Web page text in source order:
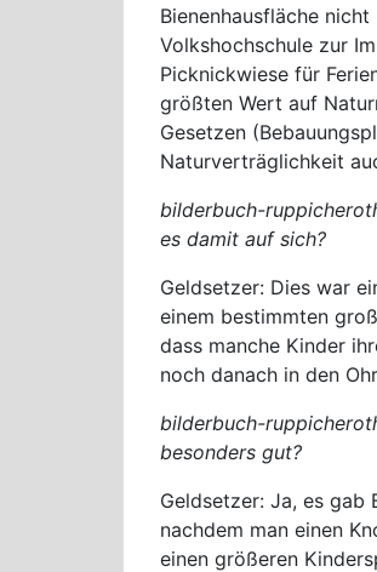
Bienenhausfläche
Volkshochschule zur
Picknickwiese für
größten Wert auf
Gesetzen
Naturverträglichkeit
bilderbuch-
es damit auf sich?
Geldsetzer: Dies war
einem bestimmten
dass manche Kinder
noch danach in den
bilderbuch-
besonders gut?
Geldsetzer: Ja, es gab
nachdem man einen
einen größeren